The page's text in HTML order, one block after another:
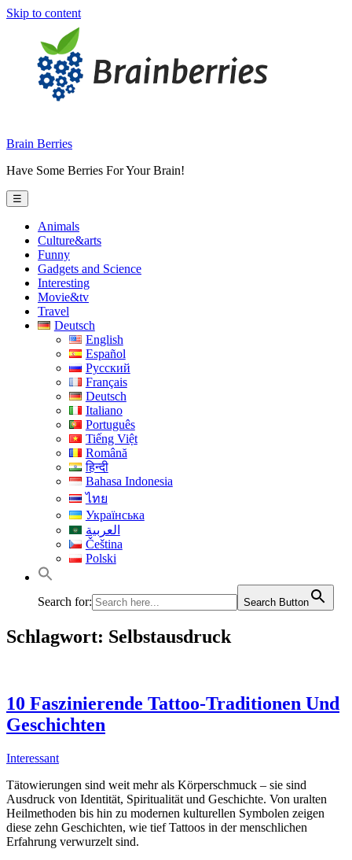
Skip to content
Brain Berries
Have Some Berries For Your Brain!
☰
Animals
Culture&arts
Funny
Gadgets and Science
Interesting
Movie&tv
Travel
Deutsch
English
Español
Русский
Français
Deutsch
Italiano
Português
Tiếng Việt
Română
हिन्दी
Bahasa Indonesia
ไทย
Українська
العربية
Čeština
Polski
Search for: Search Button
Schlagwort: Selbstausdruck
10 Faszinierende Tattoo-Traditionen Und
Geschichten
Interessant
Tätowierungen sind weit mehr als Körperschmuck – sie sind
Ausdruck von Identität, Spiritualität und Geschichte. Von uralten
Heilmethoden bis hin zu modernen kulturellen Symbolen zeigen
diese zehn Geschichten, wie tief Tattoos in der menschlichen
Erfahrung verwurzelt sind.